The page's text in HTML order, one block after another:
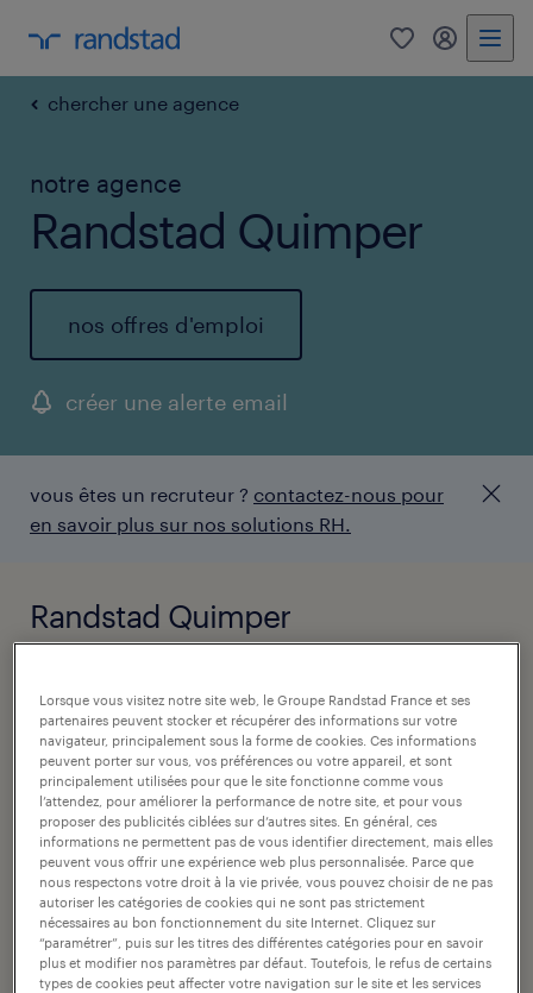
0 mon
chercher une agence
notre agence
Randstad Quimper
nos offres d'emploi
créer une alerte email
vous êtes un recruteur ? contactez-nous pour
en savoir plus sur nos solutions RH.
Randstad Quimper
29000
Quimper
itinéraire
appeler l'agence
spécialités.
Lorsque vous visitez notre site web, le Groupe Randstad France et ses
partenaires peuvent stocker et récupérer des informations sur votre
navigateur, principalement sous la forme de cookies. Ces informations
peuvent porter sur vous, vos préférences ou votre appareil, et sont
principalement utilisées pour que le site fonctionne comme vous
l’attendez, pour améliorer la performance de notre site, et pour vous
proposer des publicités ciblées sur d’autres sites. En général, ces
informations ne permettent pas de vous identifier directement, mais elles
peuvent vous offrir une expérience web plus personnalisée. Parce que
nous respectons votre droit à la vie privée, vous pouvez choisir de ne pas
autoriser les catégories de cookies qui ne sont pas strictement
nécessaires au bon fonctionnement du site Internet. Cliquez sur
“paramétrer”, puis sur les titres des différentes catégories pour en savoir
plus et modifier nos paramètres par défaut. Toutefois, le refus de certains
types de cookies peut affecter votre navigation sur le site et les services